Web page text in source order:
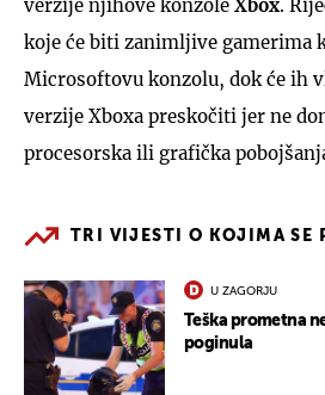
verzije njihove konzole Xbox.
koje će biti zanimljive gamerima
Microsoftovu konzolu, dok će ih
verzije Xboxa preskočiti jer ne
procesorska ili grafička
TRI VIJESTI O KOJIMA SE
U ZAGORJU
Teška prometna
poginula